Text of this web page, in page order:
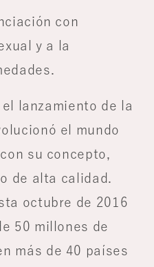
con
y a la
lanzamiento de la
el mundo
su concepto,
de alta calidad.
octubre de 2016
50 millones de
más de 40 países